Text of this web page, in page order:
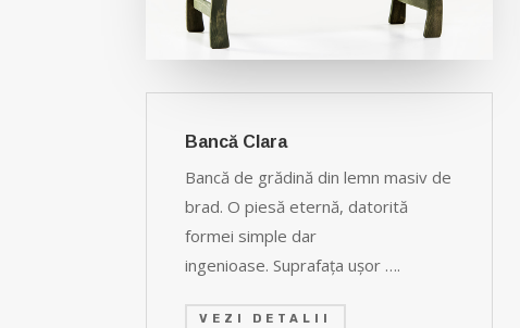
Bancă Clara
Bancă de grădină din lemn masiv de
brad. O piesă eternă, datorită
formei simple dar
ingenioase.Suprafaţa uşor ….
VEZI DETALII